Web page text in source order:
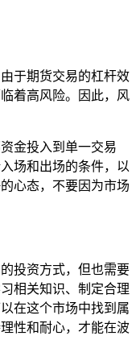
于期货交易的杠杆效
着高风险。因此，风
金投入到单一交易
场和出场的条件，以
心态，不要因为市场
投资方式，但也需要
相关知识、制定合理
在这个市场中找到属
性和耐心，才能在波